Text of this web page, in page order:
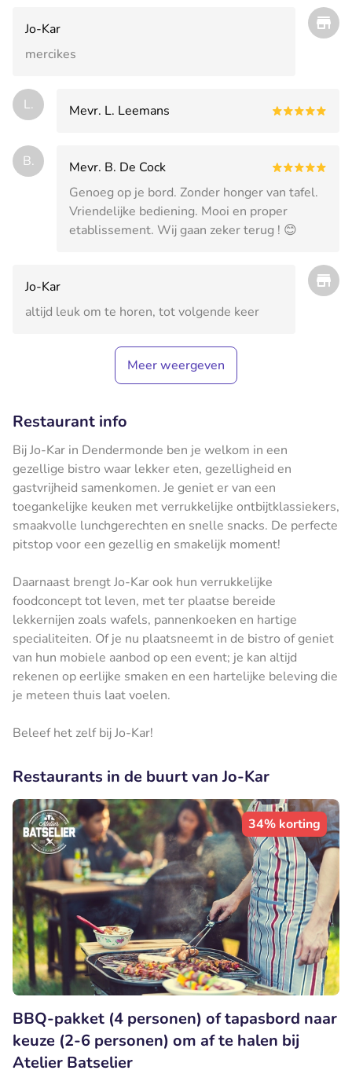
Jo-Kar
mercikes
L. Mevr. L. Leemans
B.
Mevr. B. De Cock
Genoeg op je bord. Zonder honger van tafel.
Vriendelijke bediening. Mooi en proper
etablissement. Wij gaan zeker terug ! 😊
Jo-Kar
altijd leuk om te horen, tot volgende keer
Meer weergeven
Restaurant info
Bij Jo-Kar in Dendermonde ben je welkom in een
gezellige bistro waar lekker eten, gezelligheid en
gastvrijheid samenkomen. Je geniet er van een
toegankelijke keuken met verrukkelijke ontbijtklassiekers,
smaakvolle lunchgerechten en snelle snacks. De perfecte
pitstop voor een gezellig en smakelijk moment!
Daarnaast brengt Jo-Kar ook hun verrukkelijke
foodconcept tot leven, met ter plaatse bereide
lekkernijen zoals wafels, pannenkoeken en hartige
specialiteiten. Of je nu plaatsneemt in de bistro of geniet
van hun mobiele aanbod op een event; je kan altijd
rekenen op eerlijke smaken en een hartelijke beleving die
je meteen thuis laat voelen.
Beleef het zelf bij Jo-Kar!
Restaurants in de buurt van Jo-Kar
34% korting
BBQ-pakket (4 personen) of tapasbord naar
keuze (2-6 personen) om af te halen bij
Atelier Batselier